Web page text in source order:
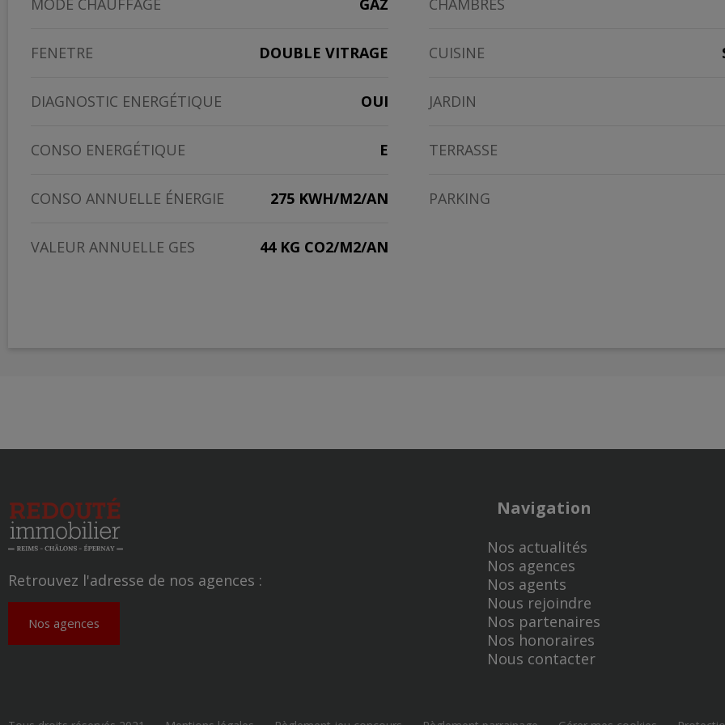
MODE CHAUFFAGE GAZ
FENETRE DOUBLE VITRAGE
DIAGNOSTIC ENERGÉTIQUE OUI
CONSO ENERGÉTIQUE E
CONSO ANNUELLE ÉNERGIE 275 KWH/M2/AN
VALEUR ANNUELLE GES 44 KG CO2/M2/AN
CHAMBRES
CUISINE
JARDIN
TERRASSE
PARKING
Retrouvez l'adresse de nos agences :
Nos agences
Navigation
Nos actualités
Nos agences
Nos agents
Nous rejoindre
Nos partenaires
Nos honoraires
Nous contacter